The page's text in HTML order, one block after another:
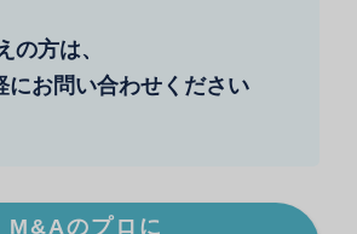
の方は、
にお問い合わせください
M&Aのプロに